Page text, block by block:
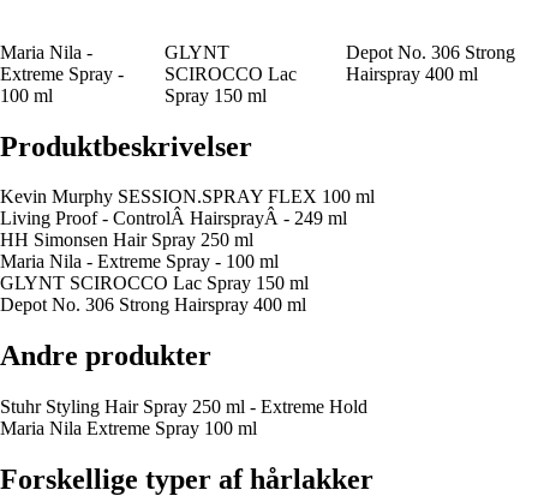
Maria Nila -
Extreme Spray -
100 ml
GLYNT
SCIROCCO Lac
Spray 150 ml
Depot No. 306 Strong
Hairspray 400 ml
Produktbeskrivelser
Kevin Murphy SESSION.SPRAY FLEX 100 ml
Living Proof - ControlÂ HairsprayÂ - 249 ml
HH Simonsen Hair Spray 250 ml
Maria Nila - Extreme Spray - 100 ml
GLYNT SCIROCCO Lac Spray 150 ml
Depot No. 306 Strong Hairspray 400 ml
Andre produkter
Stuhr Styling Hair Spray 250 ml - Extreme Hold
Maria Nila Extreme Spray 100 ml
Forskellige typer af hårlakker